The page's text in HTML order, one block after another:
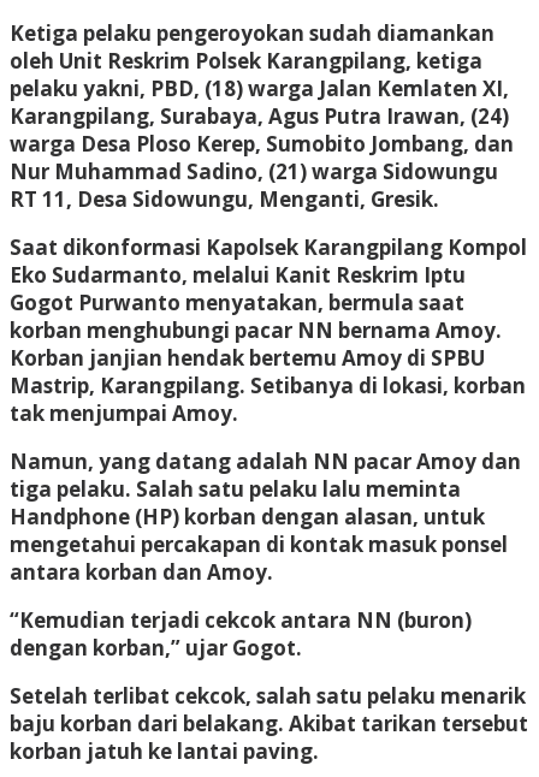
Ketiga pelaku pengeroyokan sudah diamankan
oleh Unit Reskrim Polsek Karangpilang, ketiga
pelaku yakni, PBD, (18) warga Jalan Kemlaten XI,
Karangpilang, Surabaya, Agus Putra Irawan, (24)
warga Desa Ploso Kerep, Sumobito Jombang, dan
Nur Muhammad Sadino, (21) warga Sidowungu
RT 11, Desa Sidowungu, Menganti, Gresik.
Saat dikonformasi Kapolsek Karangpilang Kompol
Eko Sudarmanto, melalui Kanit Reskrim Iptu
Gogot Purwanto menyatakan, bermula saat
korban menghubungi pacar NN bernama Amoy.
Korban janjian hendak bertemu Amoy di SPBU
Mastrip, Karangpilang. Setibanya di lokasi, korban
tak menjumpai Amoy.
Namun, yang datang adalah NN pacar Amoy dan
tiga pelaku. Salah satu pelaku lalu meminta
Handphone (HP) korban dengan alasan, untuk
mengetahui percakapan di kontak masuk ponsel
antara korban dan Amoy.
“Kemudian terjadi cekcok antara NN (buron)
dengan korban,” ujar Gogot.
Setelah terlibat cekcok, salah satu pelaku menarik
baju korban dari belakang. Akibat tarikan tersebut
korban jatuh ke lantai paving.